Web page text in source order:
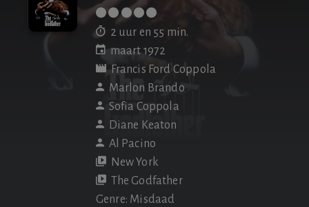
2 uur en 55 min.
maart 1972
Francis Ford Coppola
Marlon Brando
Sofia Coppola
Diane Keaton
Al Pacino
New York
The Godfather
Genre: Misdaad